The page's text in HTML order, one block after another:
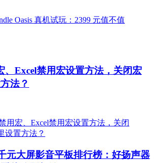
、Excel禁用宏设置方法，关闭宏
法？
元大屏影音平板排行榜：好扬声器